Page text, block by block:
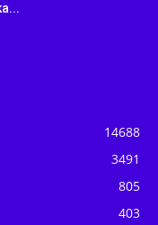
14688
3491
805
403